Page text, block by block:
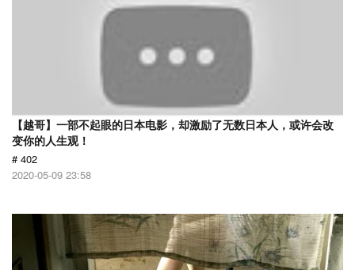
【越哥】一部不起眼的日本电影，却激励了无数日本人，或许会改
变你的人生观！
# 402
2020-05-09 23:58